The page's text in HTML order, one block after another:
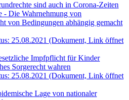
sind auch in Corona-Zeiten
- Die Wahrnehmung von
von Bedingungen abhängig gemacht
25.08.2021 (Dokument, Link öffnet
Impfpflicht für Kinder
Sorgerecht wahren
25.08.2021 (Dokument, Link öffnet
Lage von nationaler